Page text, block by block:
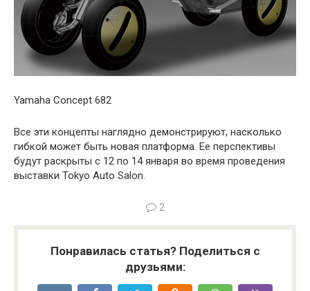
Yamaha Concept 682
Все эти концепты наглядно демонстрируют, насколько
гибкой может быть новая платформа. Ее перспективы
будут раскрыты с 12 по 14 января во время проведения
выставки Tokyo Auto Salon.
2
Понравилась статья? Поделиться с
друзьями: